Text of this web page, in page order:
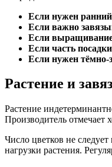
Если нужен
Если важно
Если выращивание
Если часть
Если нужен тёмно-
Растение и
Растение
Производитель отмечает
Число цветков не
нагрузки растения.